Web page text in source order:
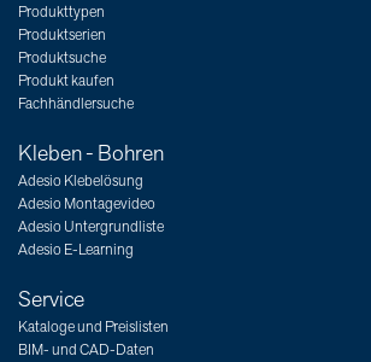
Produkttypen
Produktserien
Produktsuche
Produkt kaufen
Fachhändlersuche
Kleben - Bohren
Adesio Klebelösung
Adesio Montagevideo
Adesio Untergrundliste
Adesio E-Learning
Service
Kataloge und Preislisten
BIM- und CAD-Daten